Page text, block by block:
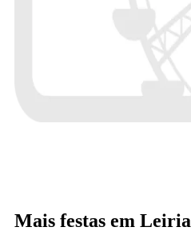
Mais festas em Leiria